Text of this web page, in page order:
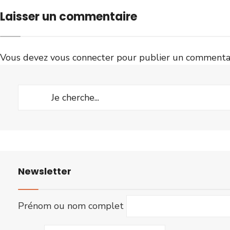
Laisser un commentaire
Vous devez vous connecter pour publier un
Newsletter
Prénom ou nom complet